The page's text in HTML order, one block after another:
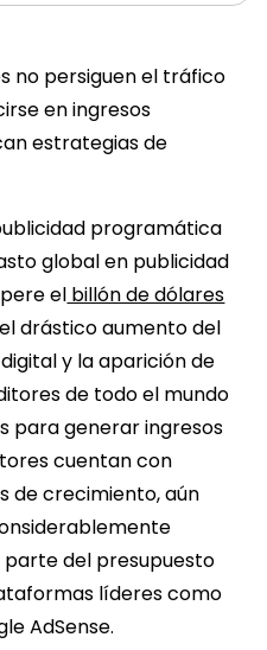
no persiguen el tráfico
en ingresos
estrategias de
programática
global en publicidad
el billón de dólares
drástico aumento del
y la aparición de
de todo el mundo
para generar ingresos
cuentan con
de crecimiento, aún
parte del presupuesto
líderes como
AdSense.